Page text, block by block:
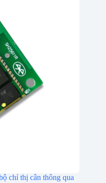
chỉ thị cân thông qua